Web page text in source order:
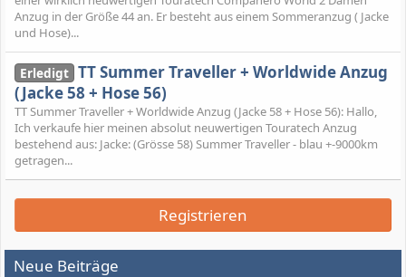
Anzug in der Größe 44 an. Er besteht aus einem Sommeranzug ( Jacke
und Hose)...
Erledigt TT Summer Traveller + Worldwide Anzug
(Jacke 58 + Hose 56)
TT Summer Traveller + Worldwide Anzug (Jacke 58 + Hose 56): Hallo,
Ich verkaufe hier meinen absolut neuwertigen Touratech Anzug
bestehend aus: Jacke: (Grösse 58) Summer Traveller - blau +-9000km
getragen...
Registrieren
Neue Beiträge